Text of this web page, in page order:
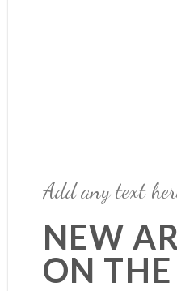
Add any text
NEW
ON